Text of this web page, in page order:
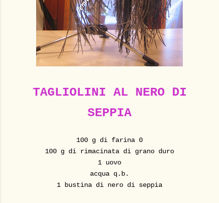
TAGLIOLINI AL NERO DI
SEPPIA
100 g di farina 0
100 g di rimacinata di grano duro
1 uovo
acqua q.b.
1 bustina di nero di seppia